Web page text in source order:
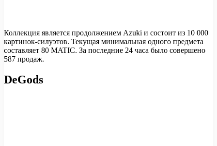
Коллекция является продолжением Azuki и состоит из 10 000
картинок-силуэтов. Текущая минимальная одного предмета
составляет 80 MATIC. За последние 24 часа было совершено
587 продаж.
DeGods